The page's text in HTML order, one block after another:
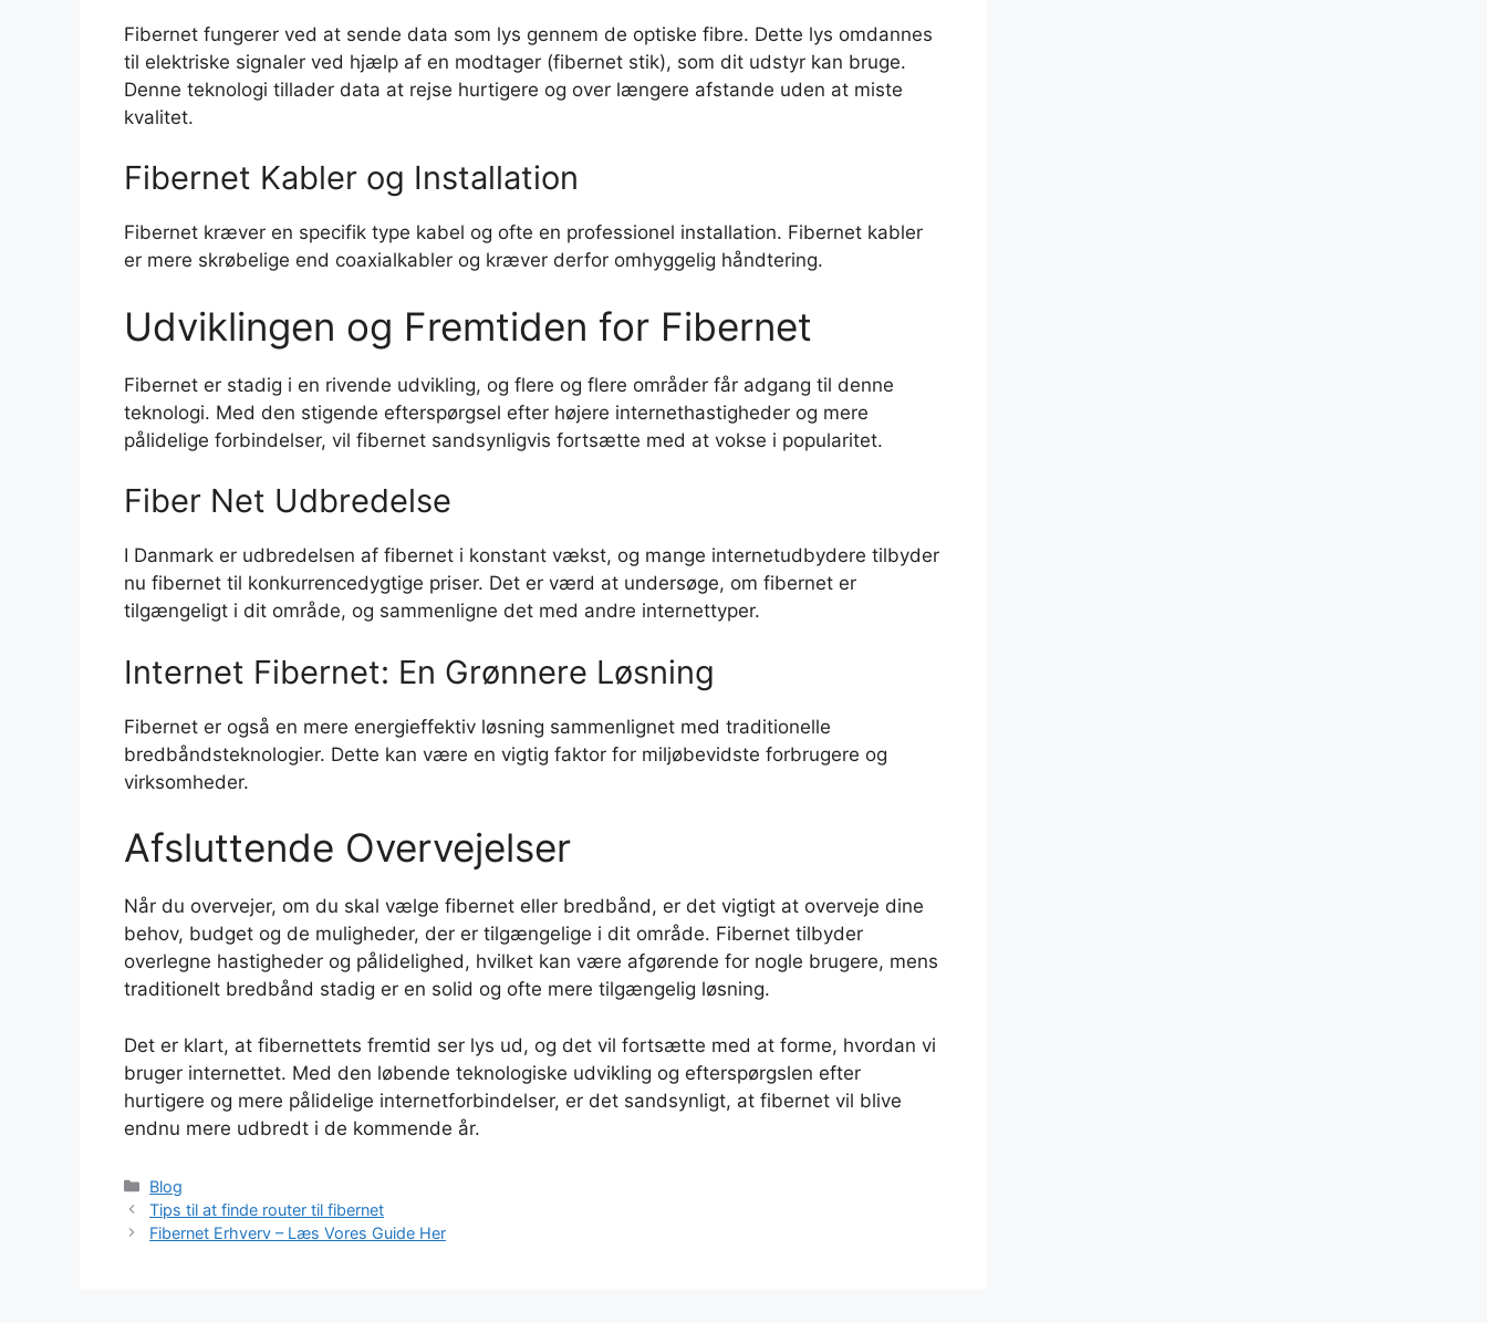
Fibernet fungerer ved at sende data som lys gennem de optiske fibre. Dette lys omdannes
til elektriske signaler ved hjælp af en modtager (fibernet stik), som dit udstyr kan bruge.
Denne teknologi tillader data at rejse hurtigere og over længere afstande uden at miste
kvalitet.
Fibernet Kabler og Installation
Fibernet kræver en specifik type kabel og ofte en professionel installation. Fibernet kabler
er mere skrøbelige end coaxialkabler og kræver derfor omhyggelig håndtering.
Udviklingen og Fremtiden for Fibernet
Fibernet er stadig i en rivende udvikling, og flere og flere områder får adgang til denne
teknologi. Med den stigende efterspørgsel efter højere internethastigheder og mere
pålidelige forbindelser, vil fibernet sandsynligvis fortsætte med at vokse i popularitet.
Fiber Net Udbredelse
I Danmark er udbredelsen af fibernet i konstant vækst, og mange internetudbydere tilbyder
nu fibernet til konkurrencedygtige priser. Det er værd at undersøge, om fibernet er
tilgængeligt i dit område, og sammenligne det med andre internettyper.
Internet Fibernet: En Grønnere Løsning
Fibernet er også en mere energieffektiv løsning sammenlignet med traditionelle
bredbåndsteknologier. Dette kan være en vigtig faktor for miljøbevidste forbrugere og
virksomheder.
Afsluttende Overvejelser
Når du overvejer, om du skal vælge fibernet eller bredbånd, er det vigtigt at overveje dine
behov, budget og de muligheder, der er tilgængelige i dit område. Fibernet tilbyder
overlegne hastigheder og pålidelighed, hvilket kan være afgørende for nogle brugere, mens
traditionelt bredbånd stadig er en solid og ofte mere tilgængelig løsning.
Det er klart, at fibernettets fremtid ser lys ud, og det vil fortsætte med at forme, hvordan vi
bruger internettet. Med den løbende teknologiske udvikling og efterspørgslen efter
hurtigere og mere pålidelige internetforbindelser, er det sandsynligt, at fibernet vil blive
endnu mere udbredt i de kommende år.
Kategorier
Blog
Tips til at finde router til fibernet
Fibernet Erhverv – Læs Vores Guide Her